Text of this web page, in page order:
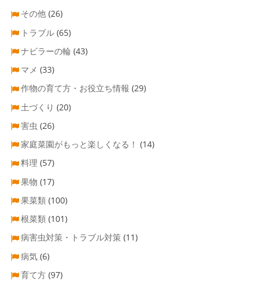
その他 (26)
トラブル (65)
ナビラーの輪 (43)
マメ (33)
作物の育て方・お役立ち情報 (29)
土づくり (20)
害虫 (26)
家庭菜園がもっと楽しくなる！ (14)
料理 (57)
果物 (17)
果菜類 (100)
根菜類 (101)
病害虫対策・トラブル対策 (11)
病気 (6)
育て方 (97)